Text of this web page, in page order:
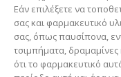
Εάν επιλέξετε να
σας και φαρμακευτικό
σας, όπως παυσίπονα,
τσιμπήματα,
ότι το φαρμακευτικό